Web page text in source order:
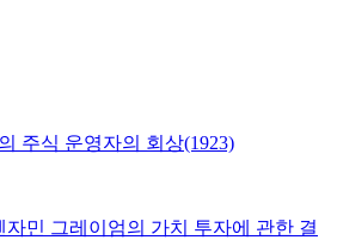
주식 운영자의 회상(1923)
자민 그레이엄의 가치 투자에 관한 결